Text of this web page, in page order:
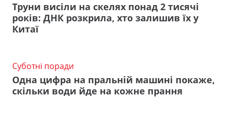
Труни висіли на скелях понад 2 тисячі
років: ДНК розкрила, хто залишив їх у
Китаї
Суботні поради
Одна цифра на пральній машині покаже,
скільки води йде на кожне прання